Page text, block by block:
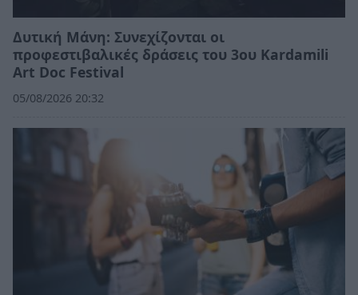
Δυτική Μάνη: Συνεχίζονται οι
προφεστιβαλικές δράσεις του 3ου Kardamili
Art Doc Festival
05/08/2026 20:32